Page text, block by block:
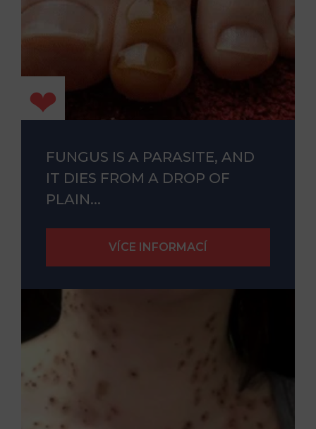
FUNGUS IS A PARASITE, AND
IT DIES FROM A DROP OF
PLAIN...